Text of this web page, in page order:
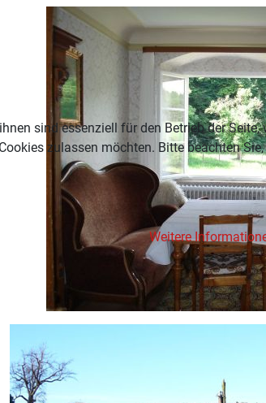
sind essenziell für den Betrieb der
zulassen möchten. Bitte beachten
Weitere